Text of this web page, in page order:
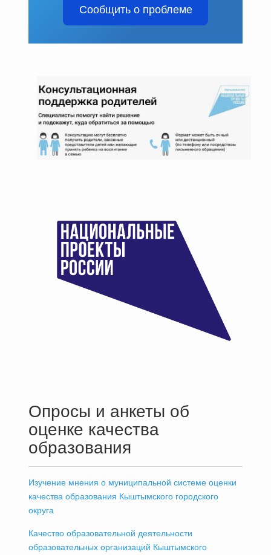
Сообщить о проблеме
Опросы и анкеты об
оценке качества
образования
Изучение мнения о муниципальной системе оценки
качества образования Кыштымского городского
округа
Качество образовательной деятельности
образовательных организаций Кыштымского